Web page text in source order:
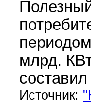
млрд.
Источник: